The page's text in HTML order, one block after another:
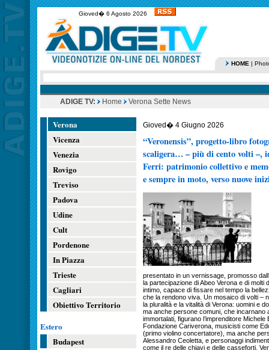
Gioved� 6 Agosto 2026
HOME |
ADIGE TV: Home Verona Sette News
Verona
Vicenza
Venezia
Rovigo
Treviso
Padova
Udine
Cult
Pordenone
In Piazza
Trieste
Cagliari
Obiettivo Territorio
Estero
Budapest
Gioved� 4 Giugno 2026
“Veronensis”, progetto-libro
scaligera… – più di cento volti –,
Ferri: patrimonio collettivo e
e sempre in moto, verso nuove
presentato in un vernissage, promosso
la partecipazione di Abeo Verona e di
intimo, capace di fissare nel tempo la
che la rendono viva. Un mosaico di volti –
la pluralità e la vitalità di Verona: uomini e
ma anche persone comuni, che incarnano
immortalati, figurano l’imprenditore
Fondazione Cariverona, musicisti come
(primo violino concertatore), ma anche
Alessandro Ceoletta, e personaggi
come il re delle chiavi e delle casseforti.